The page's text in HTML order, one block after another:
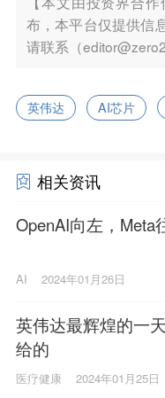
布，本平台仅提供信
请联系（
英伟达 AI芯片
相关资讯
OpenAI向左，Meta
AI 2024年01月26日
英伟达最辉煌的一
给的
医疗健康 2024年01月25日